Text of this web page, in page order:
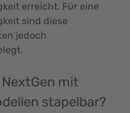
erreicht. Für eine
sind diese
jedoch
mit
stapelbar?